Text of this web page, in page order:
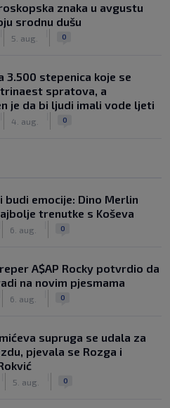
znaka u avgustu
srodnu dušu
5. aug. 0
3.500 stepenica koje se
spratova, a
je da bi ljudi imali vode ljeti
4. aug. 0
budi emocije: Dino Merlin
trenutke s Koševa
6. aug. 0
A$AP Rocky potvrdio da
na novim pjesmama
6. aug. 0
supruga se udala za
pjevala se Rozga i
5. aug. 0